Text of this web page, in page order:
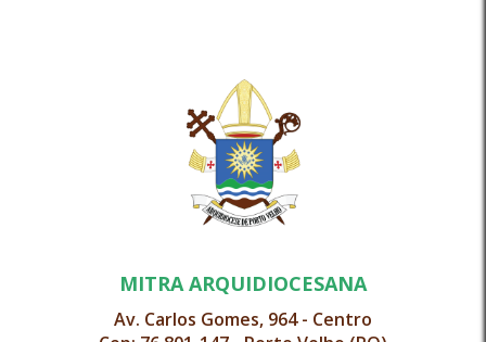
MITRA ARQUIDIOCESANA
Av. Carlos Gomes, 964 - Centro